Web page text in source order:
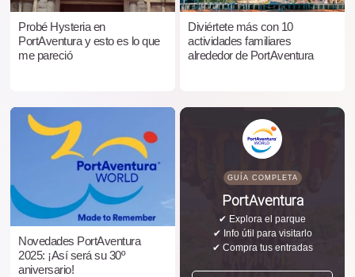
Probé Hysteria en
PortAventura y esto es lo que
me pareció
Diviértete más con 10
actividades familiares
alrededor de PortAventura
Novedades PortAventura
2025: ¡Así será su 30º
aniversario!
GUÍA COMPLETA
PortAventura
✔ Explora el parque
✔ Info útil para visitarlo
✔ Compra tus entradas